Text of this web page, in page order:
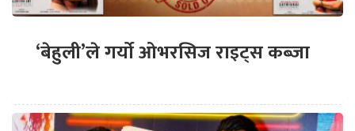
‘बेहुली’ले गर्यो ओभरसिज राइट्स कब्जा